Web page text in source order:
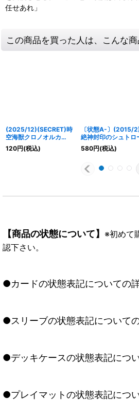
任せあれ」
この商品を買った人は、こんな
(2025/12)(SECRET)時
空海獣クロノオルカ
(BSC47収録)【M-
SEC】{BS56-060}
120円(税込)
〔状態A-〕(2015/
絶神封印のシュトロ
ム・ハイド【XX】
{BS33-XX02}《青》
580円(税込)
【商品の状態について】 ※初めて
認下さい。
●カードの状態表記についての
●スリーブの状態表記について
●デッキケースの状態表記につ
●プレイマットの状態表記につ